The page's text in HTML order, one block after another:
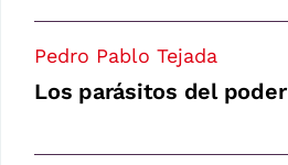
Pedro Pablo Tejada
Los parásitos del poder